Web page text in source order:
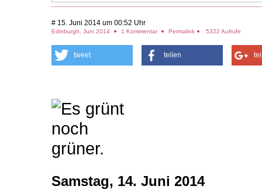
# 15. Juni 2014 um 00:52 Uhr
Edinburgh, Juni 2014 1 Kommentar Permalink 5322 Aufrufe
tweet teilen
Samstag, 14. Juni 2014